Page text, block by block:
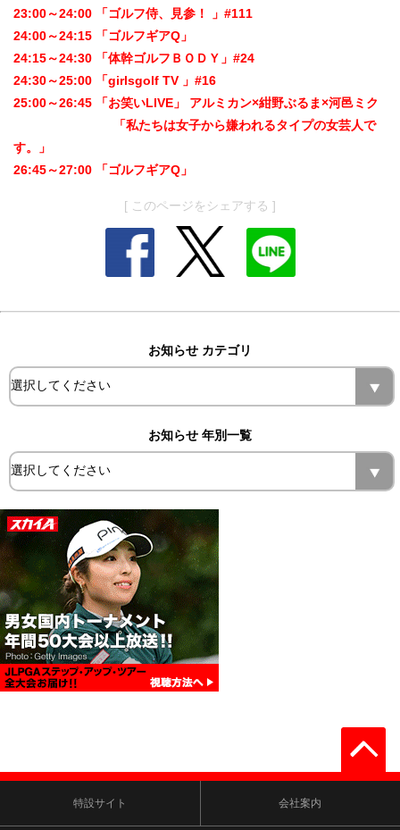
23:00～24:00 「ゴルフ侍、見参！ 」#111
24:00～24:15 「ゴルフギアQ」
24:15～24:30 「体幹ゴルフＢＯＤＹ」#24
24:30～25:00 「girlsgolf TV 」#16
25:00～26:45 「お笑いLIVE」 アルミカン×紺野ぶるま×河邑ミク
「私たちは女子から嫌われるタイプの女芸人で
す。」
26:45～27:00 「ゴルフギアQ」
[ このページをシェアする ]
お知らせ カテゴリ
お知らせ 年別一覧
特設サイト 会社案内